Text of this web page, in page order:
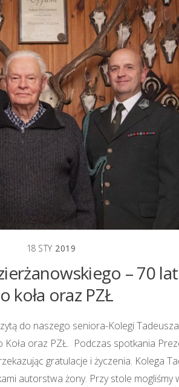
18 STY 2019
– 70
koła oraz PZŁ
do naszego seniora-Kolegi
oraz PZŁ. Podczas spotkania
gratulacje i życzenia. Kolega
autorstwa żony. Przy stole mogliśmy